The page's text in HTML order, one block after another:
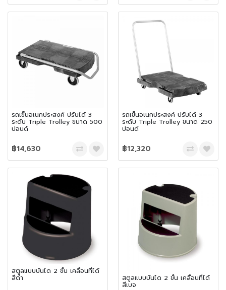
รถเข็นอเนกประสงค์ ปรับได้ 3
ระดับ Triple Trolley ขนาด 500
ปอนด์
฿14,630
รถเข็นอเนกประสงค์ ปรับได้ 3
ระดับ Triple Trolley ขนาด 250
ปอนด์
฿12,320
สตูลแบบบันได 2 ขั้น เคลื่อนที่ได้
สีดำ สตูลแบบบันได 2 ขั้น เคลื่อนที่ได้
สีเบจ